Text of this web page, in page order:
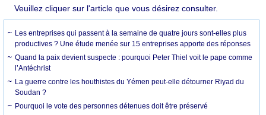
Veuillez cliquer sur l'article que vous désirez consulter.
Les entreprises qui passent à la semaine de quatre jours sont-elles plus
productives ? Une étude menée sur 15 entreprises apporte des réponses
Quand la paix devient suspecte : pourquoi Peter Thiel voit le pape comme
l’Antéchrist
La guerre contre les houthistes du Yémen peut-elle détourner Riyad du
Soudan ?
Pourquoi le vote des personnes détenues doit être préservé